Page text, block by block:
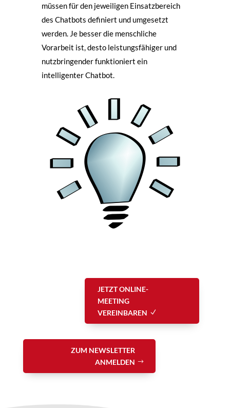
müssen für den jeweiligen Einsatzbereich
des Chatbots definiert und umgesetzt
werden. Je besser die menschliche
Vorarbeit ist, desto leistungsfähiger und
nutzbringender funktioniert ein
intelligenter Chatbot.
JETZT ONLINE-
MEETING
VEREINBAREN
ZUM NEWSLETTER
ANMELDEN